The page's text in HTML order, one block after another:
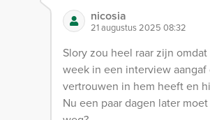
nicosia
21 augustus 2025 08:32
Slory zou heel raar zijn
week in een interview aangaf
vertrouwen in hem heeft en
Nu een paar dagen later